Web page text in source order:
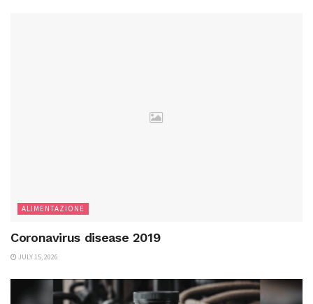
ALIMENTAZIONE
Coronavirus disease 2019
JULY 15, 2026